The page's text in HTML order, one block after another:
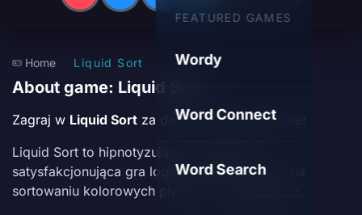
FEATURED GAMES
Wordy
Word Connect
Word Search
Home Liquid Sort
About game: Liquid Sort
Zagraj w Liquid Sort za darmo online na kvikee!
Liquid Sort to hipnotyzująca i niezwykle
satysfakcjonująca gra logiczna, która polega na
sortowaniu kolorowych płynów w probówkach.